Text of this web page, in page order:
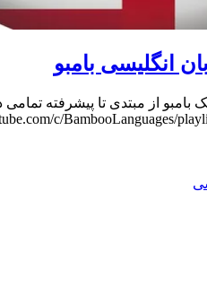
انگلیسی بامبو
c/BambooLanguages/